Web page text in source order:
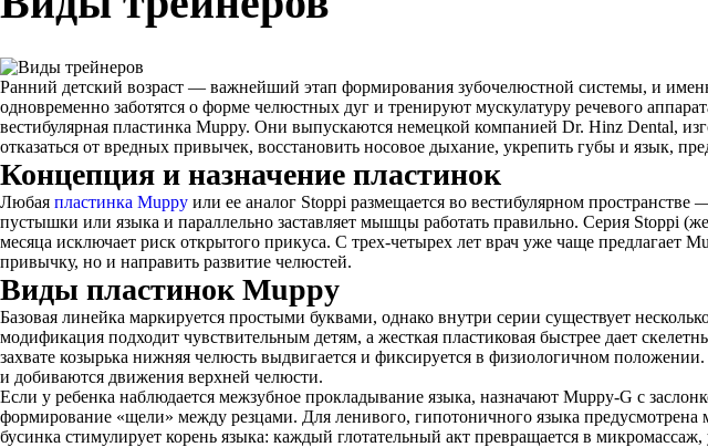
Ранний детский возраст — важнейший этап формирования зубочелюстной системы, и
одновременно заботятся о форме челюстных дуг и тренируют мускулатуру речевого
вестибулярная пластинка Muppy. Они выпускаются немецкой компанией Dr. Hinz Dental,
отказаться от вредных привычек, восстановить носовое дыхание, укрепить губы и язык,
Концепция и назначение пластинок
Любая пластинка Muppy или ее аналог Stoppi размещается во вестибулярном
пустышки или языка и параллельно заставляет мышцы работать правильно. Серия Stoppi
месяца исключает риск открытого прикуса. С трех-четырех лет врач уже чаще предлагает
привычку, но и направить развитие челюстей.
Виды пластинок Muppy
Базовая линейка маркируется простыми буквами, однако внутри серии существует
модификация подходит чувствительным детям, а жесткая пластиковая быстрее дает
захвате козырька нижняя челюсть выдвигается и фиксируется в физиологичном
и добиваются движения верхней челюсти.
Если у ребенка наблюдается межзубное прокладывание языка, назначают Muppy-G c
формирование «щели» между резцами. Для ленивого, гипотоничного языка
бусинка стимулирует корень языка: каждый глотательный акт превращается в